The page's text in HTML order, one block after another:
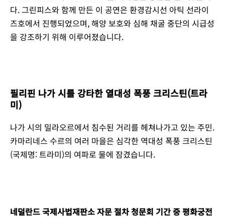
다. 그린피스와 함께 만든 이 공연은 환경감시선 아틱 선라이
즈호에서 진행되었으며, 해양 보호와 심해 채굴 중단의 시급성
을 강조하기 위해 이루어졌습니다.
필리핀 나가 시를 강타한 열대성 폭풍 크리스틴(트라
미)
나가 시의 밀라오르에서 침수된 거리를 헤쳐나가고 있는 주민.
카마리네스 수르의 여러 마을은 심각한 역대성 폭풍 크리스틴
(국제명: 트라미)의 여파로 물에 잠겼습니다.
네덜란드 국제사법재판소 자문 절차 청문회 기간 중 평화궁전